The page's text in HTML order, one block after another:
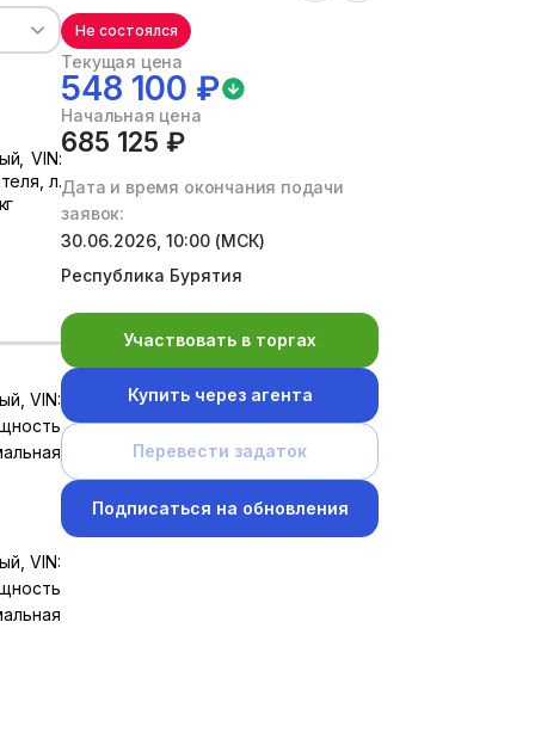
VIN:
л.
VIN:
VIN:
Не состоялся
Текущая цена
548 100 ₽
Начальная цена
685 125 ₽
Дата и время окончания подачи
заявок:
30.06.2026, 10:00 (МСК)
Республика Бурятия
Участвовать в торгах
Купить через агента
Перевести задаток
Подписаться на обновления